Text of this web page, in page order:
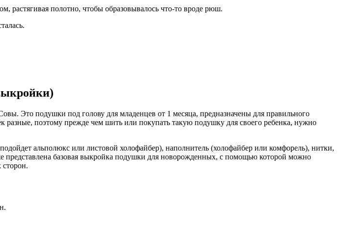
растягивая полотно, чтобы образовывалось что-то вроде рюш.
Это подушки под голову для младенцев от 1 месяца, предназначены для правильного
поэтому прежде чем шить или покупать такую подушку для своего ребенка, нужно
альполюкс или листовой холофайбер), наполнитель (холофайбер или комфорель), нитки,
представлена базовая выкройка подушки для новорожденных, с помощью которой можно